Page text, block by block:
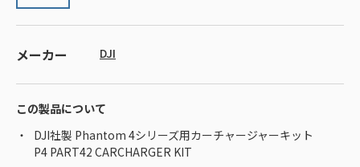
メーカー DJI
この製品について
DJI社製 Phantom 4シリーズ用カーチャージャーキット
P4 PART42 CARCHARGER KIT